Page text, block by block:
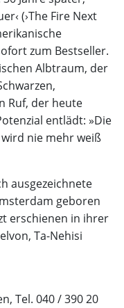
(›The Fire Next
zum Bestseller.
Albtraum, der
Ruf, der heute
entlädt: »Die
nie mehr weiß
ausgezeichnete
geboren
erschienen in ihrer
Ta-Nehisi
Tel. 040 / 390 20